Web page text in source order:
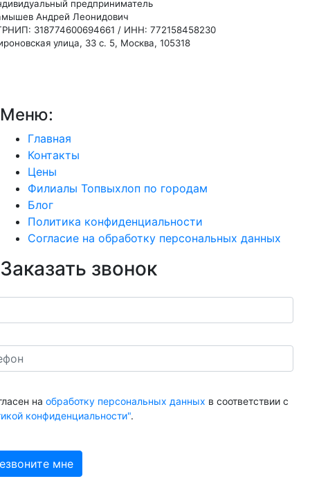
предприниматель
Андрей Леонидович
318774600694661 / ИНН: 772158458230
улица, 33 с. 5, Москва, 105318
Меню:
Главная
Контакты
Цены
Филиалы Топвыхлоп по городам
Блог
Политика конфиденциальности
Согласие на обработку персональных данных
Заказать звонок
на обработку персональных данных в соответствии с
конфиденциальности".